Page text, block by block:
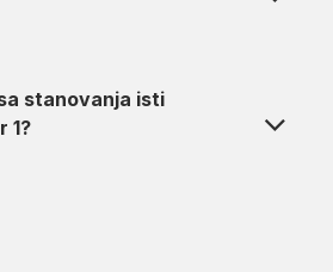
korekturni faktor 1?